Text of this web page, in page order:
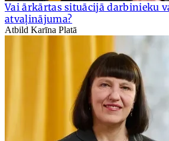
Vai ārkārtas situācijā darbinieku
atvaļinājuma?
Atbild Karīna Platā